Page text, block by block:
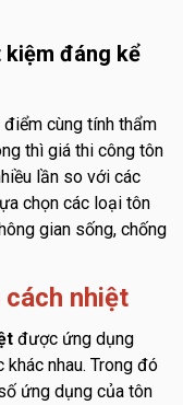
kiệm đáng kể
cùng tính thẩm
thì giá thi công tôn
lần so với các
chọn các loại tôn
gian sống, chống
cách nhiệt
được ứng dụng
nhau. Trong đó
ứng dụng của tôn